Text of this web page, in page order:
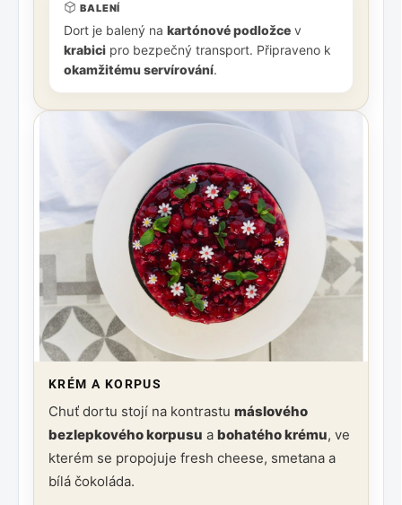
BALENÍ
Dort je balený na kartónové podložce v
krabici pro bezpečný transport. Připraveno k
okamžitému servírování.
KRÉM A KORPUS
Chuť dortu stojí na kontrastu máslového
bezlepkového korpusu a bohatého krému, ve
kterém se propojuje fresh cheese, smetana a
bílá čokoláda.